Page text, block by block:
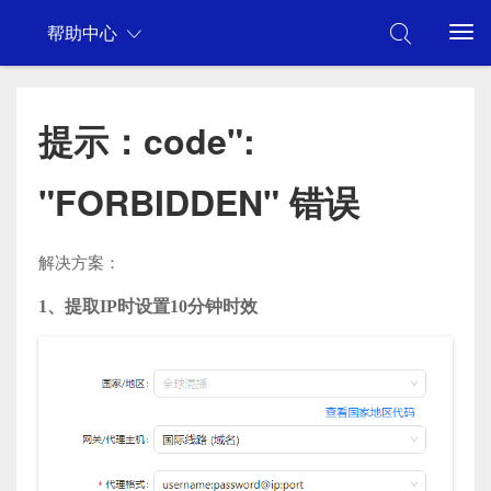
帮助中心
提示：code":
"FORBIDDEN" 错误
解决方案：
1、提取IP时设置10分钟时效